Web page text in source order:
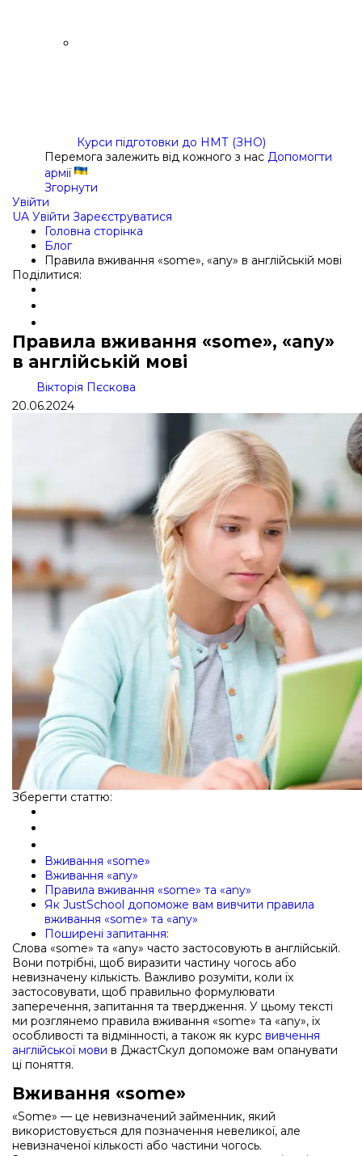
Курси підготовки до НМТ (ЗНО)
Перемога залежить від кожного з нас Допомогти
армії
Згорнути
Увійти
UA Увійти Зареєструватися
Головна сторінка
Блог
Правила вживання «some», «any» в англійській мові
Поділитися:
Правила вживання «some», «any»
в англійській мові
Вікторія Пєскова
20.06.2024
Зберегти статтю:
Вживання «some»
Вживання «any»
Правила вживання «some» та «any»
Як JustSchool допоможе вам вивчити правила
вживання «some» та «any»
Поширені запитання:
Слова «some» та «any» часто застосовують в англійській.
Вони потрібні, щоб виразити частину чогось або
невизначену кількість. Важливо розуміти, коли їх
застосовувати, щоб правильно формулювати
заперечення, запитання та твердження. У цьому тексті
ми розглянемо правила вживання «some» та «any», їх
особливості та відмінності, а також як курс вивчення
англійської мови в ДжастСкул допоможе вам опанувати
ці поняття.
Вживання «some»
«Some» — це невизначений займенник, який
використовується для позначення невеликої, але
невизначеної кількості або частини чогось.